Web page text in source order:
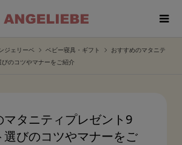
ジェリーベ ベビー寝具・ギフト
おすすめのマタニテ
のコツやマナーをご紹介
マタニティプレゼント9
選びのコツやマナーをご